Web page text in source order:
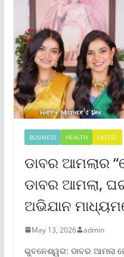
BUSINESS HEALTH LATEST
ଡାବର ଆମଲାର
ଡାବର ଆମଲା, ଘର୍
ଅଭିଯାନ
May 13, 2026 admin
ଭୁବନେଶ୍ୱର: ଡାବର ଆମଲା